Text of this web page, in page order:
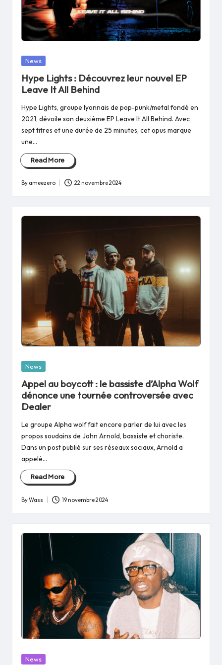
Posted
News
Hype Lights : Découvrez leur nouvel EP
Leave It All Behind
Hype Lights, groupe lyonnais de pop-punk/metal fondé en
2021, dévoile son deuxième EP Leave It All Behind. Avec
sept titres et une durée de 25 minutes, cet opus marque
une…
Read More
Posted
By ameezero 22 novembre 2024
Posted
News
Appel au boycott : le bassiste d’Alpha Wolf
dénonce une tournée controversée avec
Dealer
Le groupe Alpha wolf fait encore parler de lui avec les
propos soudains de John Arnold, bassiste et choriste.
Dans un post publié sur ses réseaux sociaux, Arnold a
appelé…
Read More
Posted
ByWass 19 novembre 2024
Posted
News